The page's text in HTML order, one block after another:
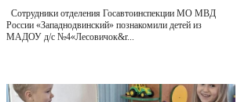
Сотрудники отделения Госавтоинспекции МО МВД
России «Западнодвинский» познакомили детей из
МАДОУ д/с №4«Лесовичок&r...